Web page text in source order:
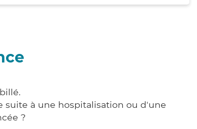
suite à une hospitalisation ou d'une
?